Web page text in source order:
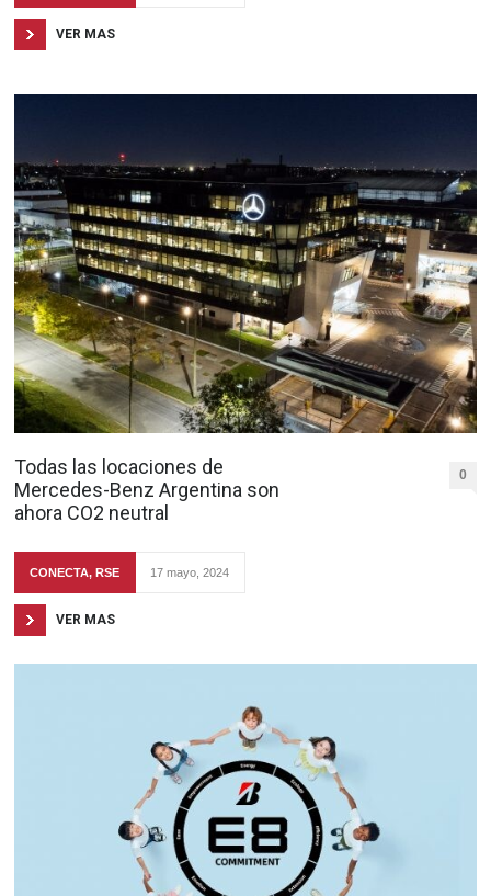
VER MAS
Todas las locaciones de
Mercedes-Benz Argentina son
ahora CO2 neutral
0
CONECTA,RSE 17 mayo, 2024
VER MAS